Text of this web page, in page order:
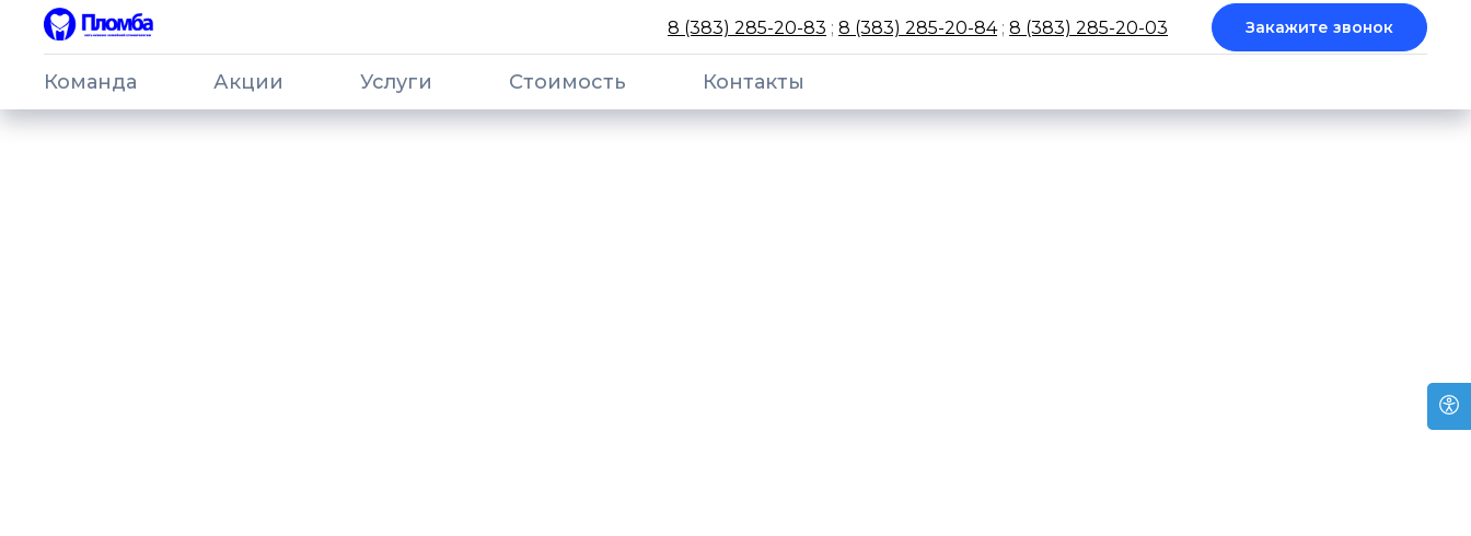
8 (383) 285-20-83 ; 8 (383) 285-20-84; 8 (383) 285-20-03 Закажите звонок
Команда Акции Услуги Стоимость Контакты